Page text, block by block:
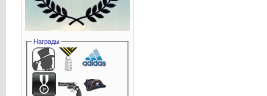
Награды